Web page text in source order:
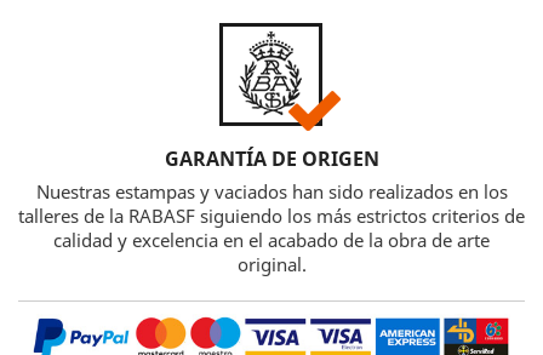
GARANTÍA DE ORIGEN
Nuestras estampas y vaciados han sido realizados en los
talleres de la RABASF siguiendo los más estrictos criterios de
calidad y excelencia en el acabado de la obra de arte
original.